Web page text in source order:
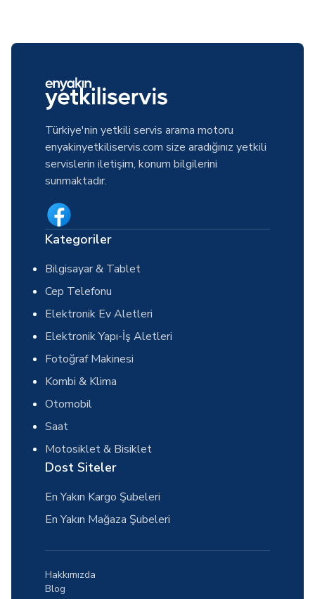
Türkiye'nin yetkili servis arama motoru
enyakinyetkiliservis.com size aradığınız yetkili
servislerin iletişim, konum bilgilerini
sunmaktadır.
Kategoriler
Bilgisayar & Tablet
Cep Telefonu
Elektronik Ev Aletleri
Elektronik Yapı-İş Aletleri
Fotoğraf Makinesi
Kombi & Klima
Otomobil
Saat
Motosiklet & Bisiklet
Dost Siteler
En Yakın Kargo Şubeleri
En Yakın Mağaza Şubeleri
Hakkımızda
Blog